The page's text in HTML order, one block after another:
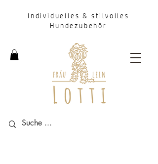
Individuelles & stilvolles
Hundezubehör